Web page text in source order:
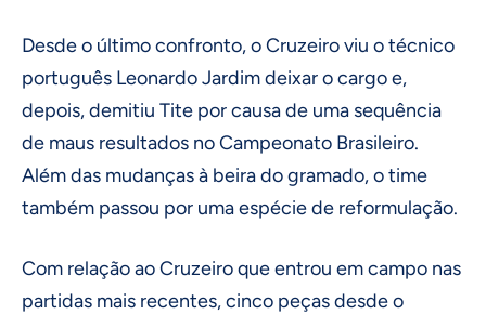
Desde o último confronto, o Cruzeiro viu o técnico
português Leonardo Jardim deixar o cargo e,
depois, demitiu Tite por causa de uma sequência
de maus resultados no Campeonato Brasileiro.
Além das mudanças à beira do gramado, o time
também passou por uma espécie de reformulação.
Com relação ao Cruzeiro que entrou em campo nas
partidas mais recentes, cinco peças desde o